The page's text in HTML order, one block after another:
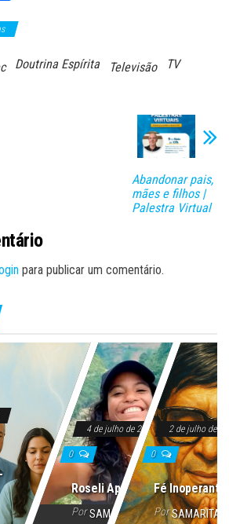
ar
e
Doutrina Espírita Televisão
TV
Abandonar pais,
mães e filhos |
Palestra Virtual
para publicar um comentário.
4 de julho de 2025
0
Roseli Aparecida
Por SAMARITANOS
2 de julho de
0
Fé Inoperante
Por